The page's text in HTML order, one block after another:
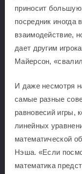
приносит
посредник иногда
взаимодействие,
дает другим
Майерсон,
И даже несмотря
самые разные
равновесий игры,
линейных
математической
Нэша. «Если
математика